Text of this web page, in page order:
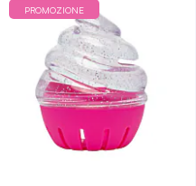
PROMOZIONE